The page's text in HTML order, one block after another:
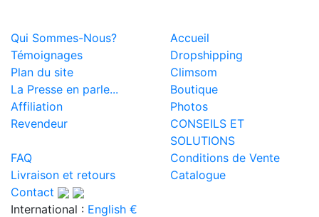
Qui Sommes-Nous?
Accueil
Témoignages
Dropshipping
Plan du site
Climsom
La Presse en parle...
Boutique
Affiliation
Photos
Revendeur
CONSEILS ET
SOLUTIONS
FAQ
Conditions de Vente
Livraison et retours
Catalogue
Contact
International : English €